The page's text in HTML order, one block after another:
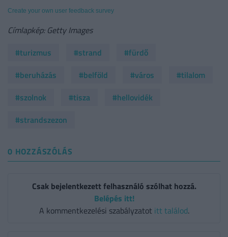
Create your own user feedback survey
Címlapkép: Getty Images
#turizmus
#strand
#fürdő
#beruházás
#belföld #város
#tilalom
#szolnok
#tisza
#hellovidék
#strandszezon
0 HOZZÁSZÓLÁS
Csak bejelentkezett felhasználó szólhat hozzá.
Belépés itt!
A kommentkezelési szabályzatot itt találod.